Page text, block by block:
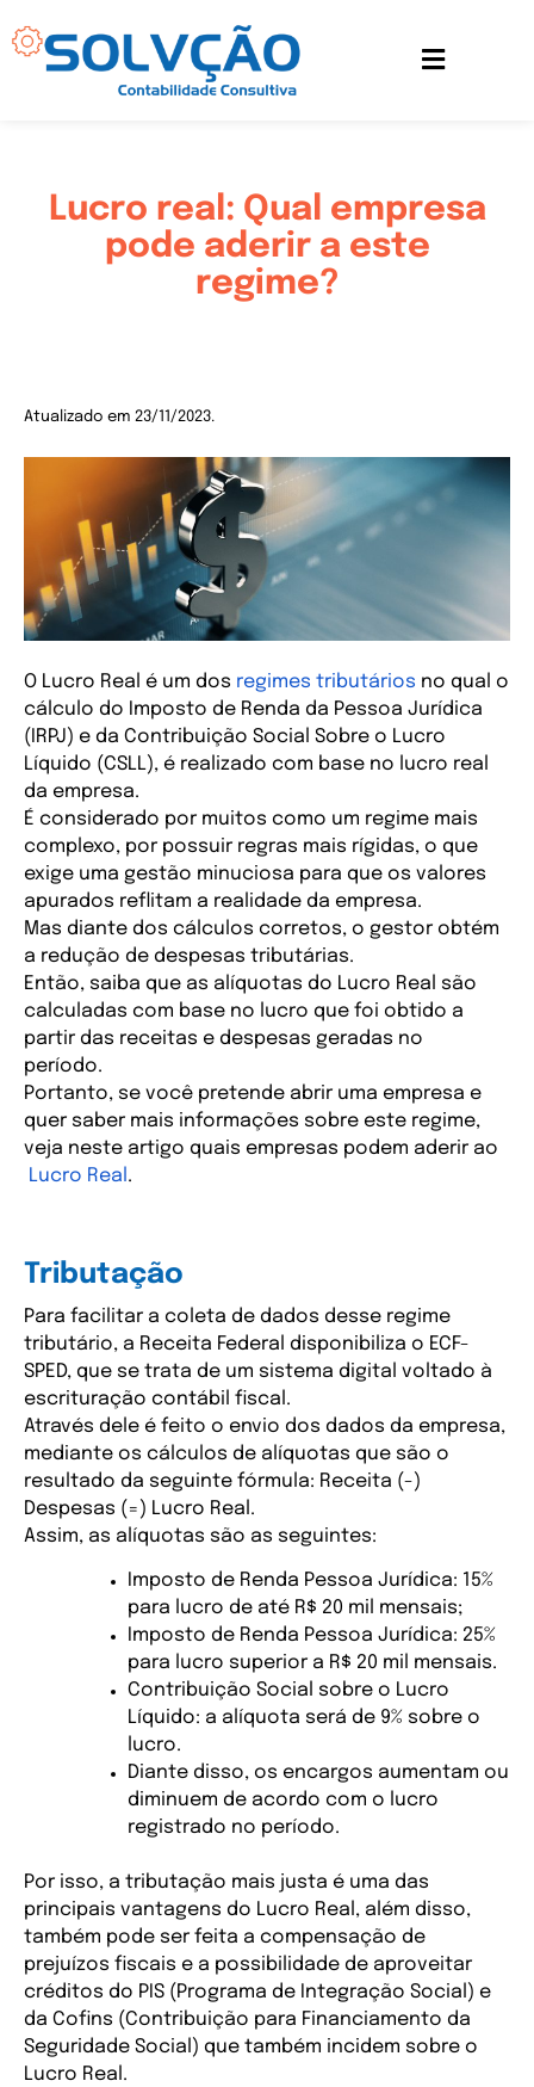
para
Lucro real: Qual empresa
pode aderir a este
regime?
Atualizado em 23/11/2023.
O Lucro Real é um dos regimes tributários no qual o
cálculo do Imposto de Renda da Pessoa Jurídica
(IRPJ) e da Contribuição Social Sobre o Lucro
Líquido (CSLL), é realizado com base no lucro real
da empresa.
É considerado por muitos como um regime mais
complexo, por possuir regras mais rígidas, o que
exige uma gestão minuciosa para que os valores
apurados reflitam a realidade da empresa.
Mas diante dos cálculos corretos, o gestor obtém
a redução de despesas tributárias.
Então, saiba que as alíquotas do Lucro Real são
calculadas com base no lucro que foi obtido a
partir das receitas e despesas geradas no
período.
Portanto, se você pretende abrir uma empresa e
quer saber mais informações sobre este regime,
veja neste artigo quais empresas podem aderir ao
Lucro Real .
Tributação
Para facilitar a coleta de dados desse regime
tributário, a Receita Federal disponibiliza o ECF-
SPED, que se trata de um sistema digital voltado à
escrituração contábil fiscal.
Através dele é feito o envio dos dados da empresa,
mediante os cálculos de alíquotas que são o
resultado da seguinte fórmula: Receita (-)
Despesas (=) Lucro Real.
Assim, as alíquotas são as seguintes:
Imposto de Renda Pessoa Jurídica: 15%
para lucro de até R$ 20 mil mensais;
Imposto de Renda Pessoa Jurídica: 25%
para lucro superior a R$ 20 mil mensais.
Contribuição Social sobre o Lucro
Líquido: a alíquota será de 9% sobre o
lucro.
Diante disso, os encargos aumentam ou
diminuem de acordo com o lucro
registrado no período.
Por isso, a tributação mais justa é uma das
principais vantagens do Lucro Real, além disso,
também pode ser feita a compensação de
prejuízos fiscais e a possibilidade de aproveitar
créditos do PIS (Programa de Integração Social) e
da Cofins (Contribuição para Financiamento da
Seguridade Social) que também incidem sobre o
Lucro Real.